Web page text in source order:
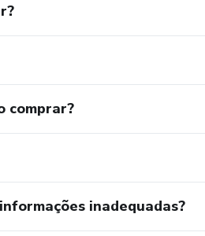
comprar?
inadequadas?